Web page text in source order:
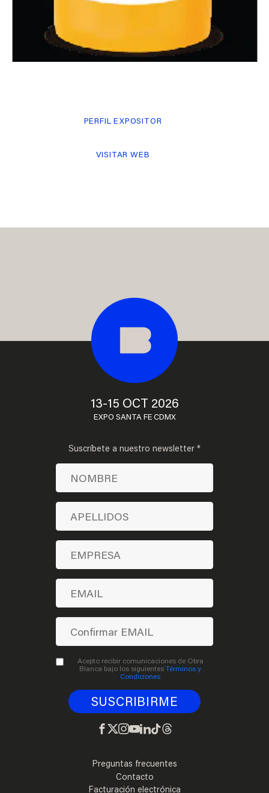
PERFIL EXPOSITOR
VISITAR WEB
Preguntas frecuentes
Contacto
Facturación electrónica
13-15 OCT 2026
EXPO SANTA FE CDMX
Suscríbete a nuestro newsletter *
Acepto recibir comunicaciones de Obra
Blanca bajo los siguientesTérminos y
Condiciones